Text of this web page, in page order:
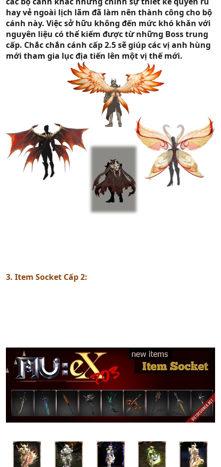
hay vẻ ngoài lịch lãm đã làm nên thành công cho bộ
cánh này. Việc sở hữu không đến mức khó khăn với
nguyên liệu có thể kiếm được từ những Boss trung
cấp. Chắc chắn cánh cấp 2.5 sẽ giúp các vị anh hùng
mới tham gia lục địa tiến lên một vị thế mới.
3. Item Socket Cấp 2: